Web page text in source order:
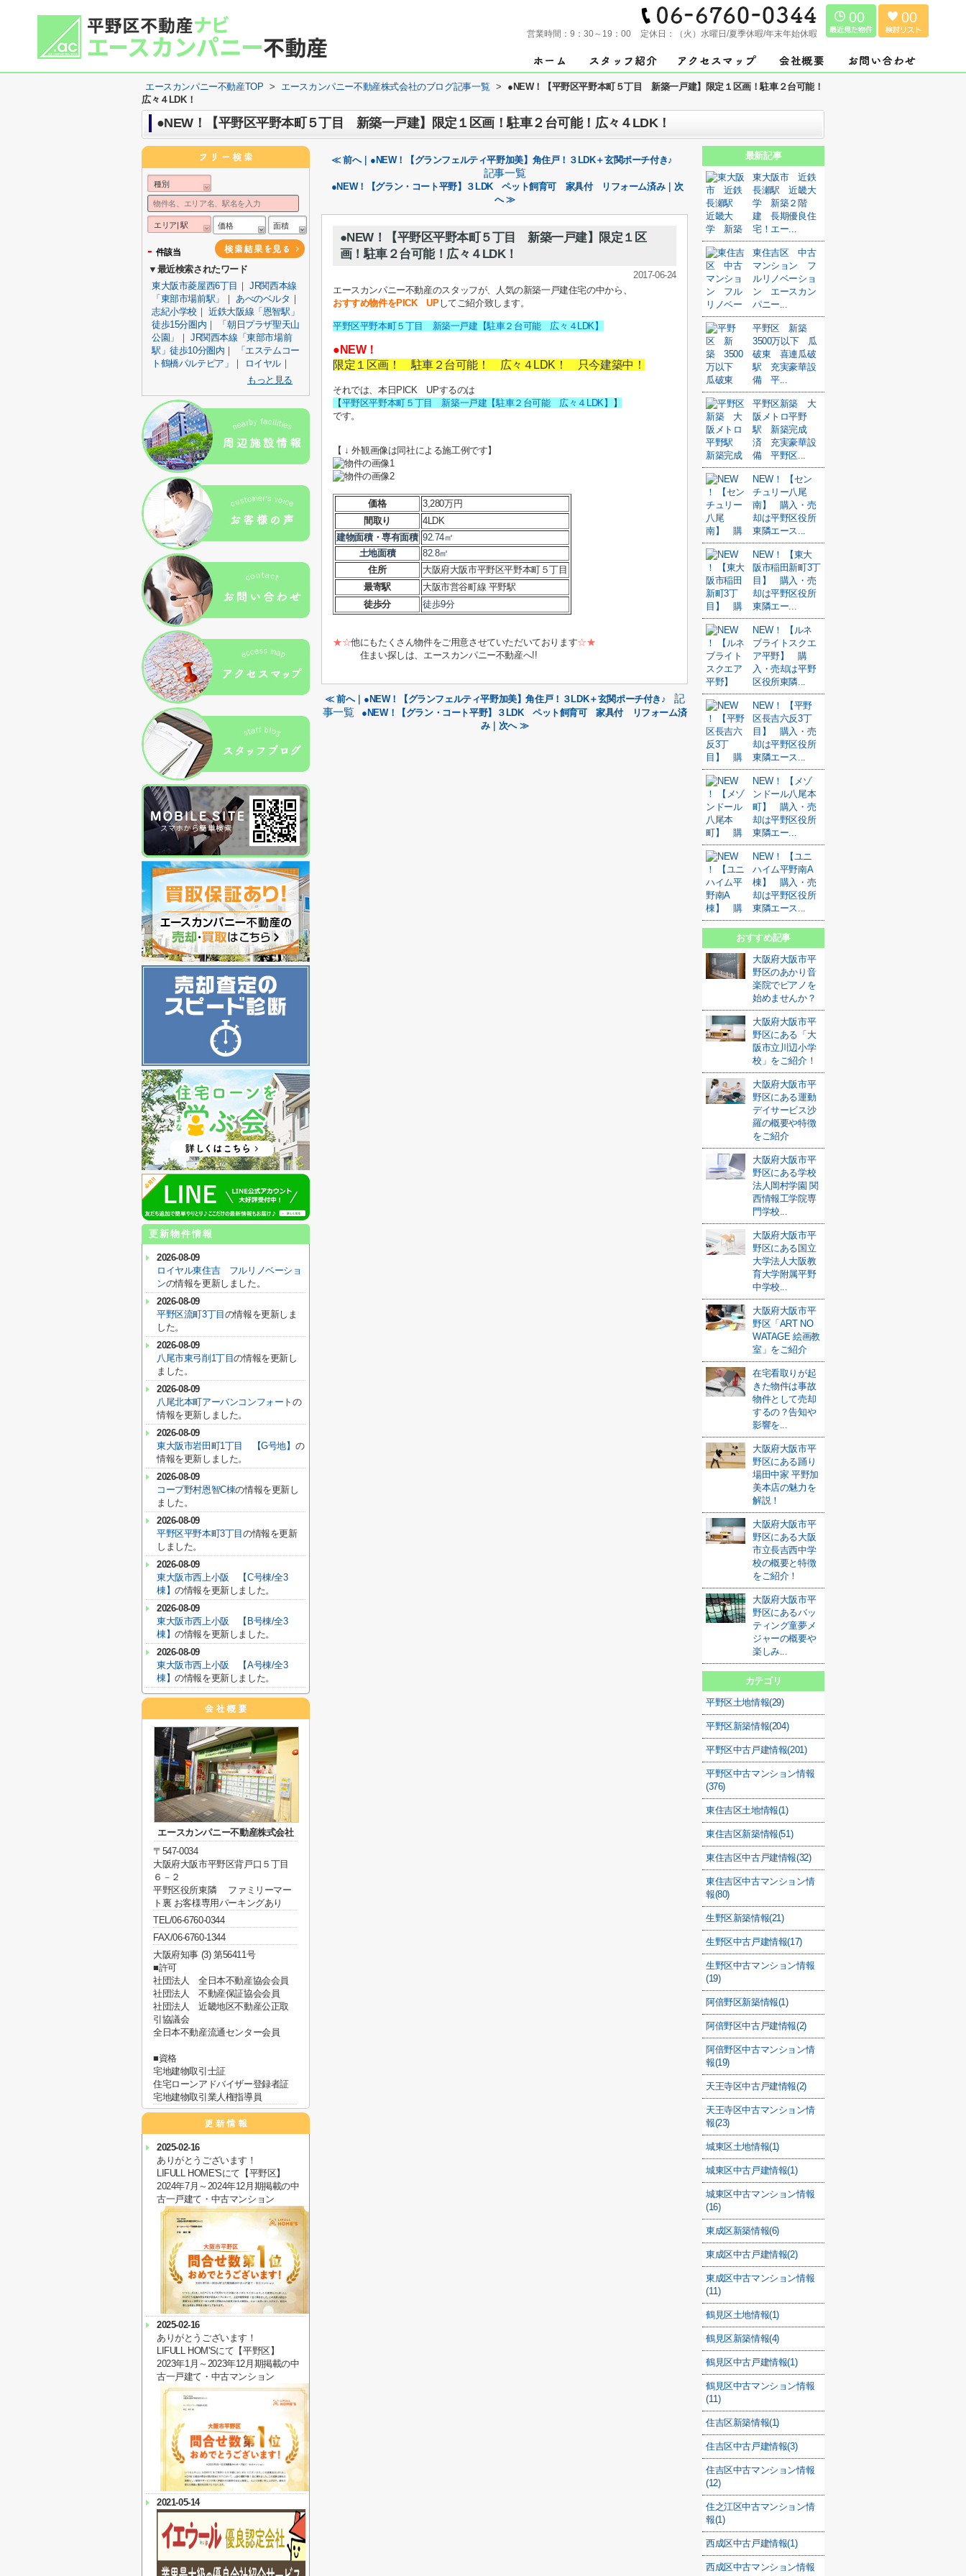
営業時間： 9：30～19：00 定休日： （火）水曜日/夏季休暇/年末年始休暇
00 00
エースカンパニー不動産TOP > エースカンパニー不動産株式会社のブログ記事一覧 >
●NEW！【平野区平野本町５丁目 新築一戸建】限定１区画！駐車２台可能！
広々４LDK！
●NEW！【平野区平野本町５丁目 新築一戸建】限定１区画！駐車２台可能！広々４LDK！
≪ 前へ｜●NEW！【グランフェルティ平野加美】角住戸！３LDK＋玄関ポーチ付き♪
記事一覧
●NEW！【グラン・コート平野】３LDK ペット飼育可 家具付 リフォーム済み｜次
へ ≫
●NEW！【平野区平野本町５丁目 新築一戸建】限定１区
画！駐車２台可能！広々４LDK！
2017-06-24
エースカンパニー不動産のスタッフが、人気の新築一戸建住宅の中から、
おすすめ物件をPICK UPしてご紹介致します。
平野区平野本町５丁目 新築一戸建【駐車２台可能 広々４LDK】
●NEW！
限定１区画！ 駐車２台可能！ 広々４LDK！ 只今建築中！
それでは、本日PICK UPするのは
【平野区平野本町５丁目 新築一戸建【駐車２台可能 広々４LDK】
】
です。
【 ↓ 外観画像は同社による施工例です】
価格
3,280万円
間取り
4LDK
建物面積・専有面積 92.74㎡
土地面積
82.8㎡
住所
大阪府大阪市平野区平野本町５丁目
最寄駅
大阪市営谷町線 平野駅
徒歩分
徒歩9分
★☆他にもたくさん物件をご用意させていただいております☆★
住まい探しは、エースカンパニー不動産へ!!
≪ 前へ｜●NEW！【グランフェルティ平野加美】角住戸！３LDK＋玄関ポーチ付き♪
記
事一覧
●NEW！【グラン・コート平野】３LDK ペット飼育可 家具付 リフォーム済
み｜次へ ≫
最新記事
東大阪市 近鉄
長瀬駅 近畿大
学 新築２階
建 長期優良住
宅！エー...
東住吉区 中古
マンション フ
ルリノベーショ
ン エースカン
パニー...
平野区 新築
3500万以下 瓜
破東 喜連瓜破
駅 充実豪華設
備 平...
平野区新築 大
阪メトロ平野
駅 新築完成
済 充実豪華設
備 平野区...
NEW！ 【セン
チュリー八尾
南】 購入・売
却は平野区役所
東隣エース...
NEW！ 【東大
阪市稲田新町3丁
目】 購入・売
却は平野区役所
東隣エー...
NEW！ 【ルネ
ブライトスクエ
ア平野】 購
入・売却は平野
区役所東隣...
NEW！ 【平野
区長吉六反3丁
目】 購入・売
却は平野区役所
東隣エース...
NEW！ 【メゾ
ンドール八尾本
町】 購入・売
却は平野区役所
東隣エー...
NEW！ 【ユニ
ハイム平野南A
棟】 購入・売
却は平野区役所
東隣エース...
おすすめ記事
大阪府大阪市平
野区のあかり音
楽院でピアノを
始めませんか？
大阪府大阪市平
野区にある「大
阪市立川辺小学
校」をご紹介！
大阪府大阪市平
野区にある運動
デイサービス沙
羅の概要や特徴
をご紹介
大阪府大阪市平
野区にある学校
法人岡村学園 関
西情報工学院専
門学校...
大阪府大阪市平
野区にある国立
大学法人大阪教
育大学附属平野
中学校...
大阪府大阪市平
野区「ART NO
WATAGE 絵画教
室」をご紹介
在宅看取りが起
きた物件は事故
物件として売却
するの？告知や
影響を...
大阪府大阪市平
野区にある踊り
場田中家 平野加
美本店の魅力を
解説！
大阪府大阪市平
野区にある大阪
市立長吉西中学
校の概要と特徴
をご紹介！
大阪府大阪市平
野区にあるバッ
ティング童夢メ
ジャーの概要や
楽しみ...
カテゴリ
平野区土地情報(29)
平野区新築情報(204)
平野区中古戸建情報(201)
平野区中古マンション情報
(376)
東住吉区土地情報(1)
東住吉区新築情報(51)
東住吉区中古戸建情報(32)
東住吉区中古マンション情
報(80)
生野区新築情報(21)
生野区中古戸建情報(17)
生野区中古マンション情報
(19)
阿倍野区新築情報(1)
阿倍野区中古戸建情報(2)
阿倍野区中古マンション情
報(19)
天王寺区中古戸建情報(2)
天王寺区中古マンション情
報(23)
城東区土地情報(1)
城東区中古戸建情報(1)
城東区中古マンション情報
(16)
東成区新築情報(6)
東成区中古戸建情報(2)
東成区中古マンション情報
(11)
鶴見区土地情報(1)
鶴見区新築情報(4)
鶴見区中古戸建情報(1)
鶴見区中古マンション情報
(11)
住吉区新築情報(1)
住吉区中古戸建情報(3)
住吉区中古マンション情報
(12)
住之江区中古マンション情
報(1)
西成区中古戸建情報(1)
西成区中古マンション情報
種別
エリア| 駅 価格 面積
- 件該当
▼最近検索されたワード
東大阪市菱屋西6丁目 ｜JR関西本線
「東部市場前駅」
｜あべのベルタ ｜
志紀小学校 ｜近鉄大阪線「恩智駅」
徒歩15分圏内 ｜
「朝日プラザ聖天山
公園」
｜JR関西本線「東部市場前
駅」徒歩10分圏内 ｜
「エステムコー
ト鶴橋パルテピア」
｜ ロイヤル ｜
もっと見る
更新物件情報
2026-08-09
ロイヤル東住吉 フルリノベーショ
ンの情報を更新しました。
2026-08-09
平野区流町3丁目 の情報を更新しま
した。
2026-08-09
八尾市東弓削1丁目の情報を更新し
ました。
2026-08-09
八尾北本町アーバンコンフォートの
情報を更新しました。
2026-08-09
東大阪市岩田町1丁目 【G号地】 の
情報を更新しました。
2026-08-09
コープ野村恩智C棟の情報を更新し
ました。
2026-08-09
平野区平野本町3丁目の情報を更新
しました。
2026-08-09
東大阪市西上小阪 【C号棟/全3
棟】の情報を更新しました。
2026-08-09
東大阪市西上小阪 【B号棟/全3
棟】の情報を更新しました。
2026-08-09
東大阪市西上小阪 【A号棟/全3
棟】の情報を更新しました。
エースカンパニー不動産株式会社
〒547-0034
大阪府大阪市平野区背戸口５丁目
６－２
平野区役所東隣 ファミリーマー
ト裏 お客様専用パーキングあり
TEL/06-6760-0344
FAX/06-6760-1344
大阪府知事 (3) 第56411号
■許可
社団法人 全日本不動産協会会員
社団法人 不動産保証協会会員
社団法人 近畿地区不動産公正取
引協議会
全日本不動産流通センター会員
■資格
宅地建物取引士証
住宅ローンアドバイザー登録者証
宅地建物取引業人権指導員
2025-02-16
ありがとうございます！
LIFULL HOME'Sにて【平野区】
2024年7月～2024年12月期掲載の中
古一戸建て・中古マンション
2025-02-16
ありがとうございます！
LIFULL HOM'Sにて【平野区】
2023年1月～2023年12月期掲載の中
古一戸建て・中古マンション
2021-05-14